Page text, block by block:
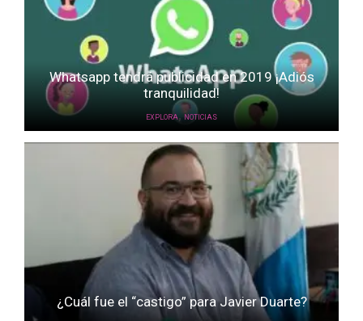
Whatsapp tendrá publicidad en 2019 ¡Adiós
tranquilidad!
EXPLORA , NOTICIAS
¿Cuál fue el “castigo” para Javier Duarte?